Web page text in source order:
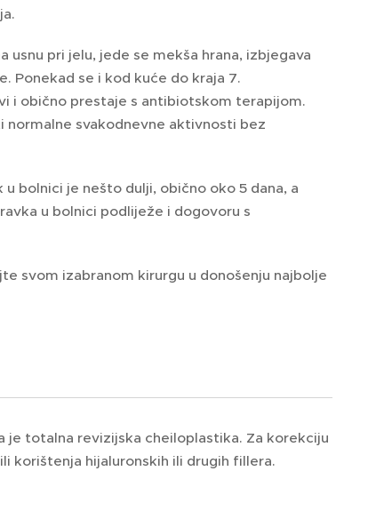
pri jelu, jede se mekša hrana, izbjegava
Ponekad se i kod kuće do kraja 7.
i obično prestaje s antibiotskom terapijom.
normalne svakodnevne aktivnosti bez
bolnici je nešto dulji, obično oko 5 dana, a
u bolnici podliježe i dogovoru s
svom izabranom kirurgu u donošenju najbolje
je totalna revizijska cheiloplastika. Za korekciju
korištenja hijaluronskih ili drugih fillera.